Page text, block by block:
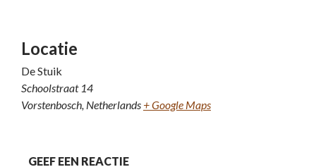
Locatie
De Stuik
Schoolstraat 14
Vorstenbosch, Netherlands + Google Maps
GEEF EEN REACTIE